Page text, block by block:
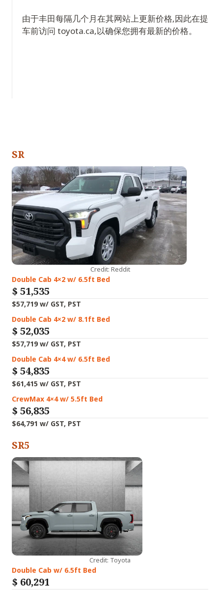
由于丰田每隔几个月在其网站上更新价格,因此在提
车前访问 toyota.ca,以确保您拥有最新的价格。
SR
Credit: Reddit
Double Cab 4×2 w/ 6.5ft Bed
$ 51,535
$57,719 w/ GST, PST
Double Cab 4×2 w/ 8.1ft Bed
$ 52,035
$57,719 w/ GST, PST
Double Cab 4×4 w/ 6.5ft Bed
$ 54,835
$61,415 w/ GST, PST
CrewMax 4×4 w/ 5.5ft Bed
$ 56,835
$64,791 w/ GST, PST
SR5
Credit: Toyota
Double Cab w/ 6.5ft Bed
$ 60,291